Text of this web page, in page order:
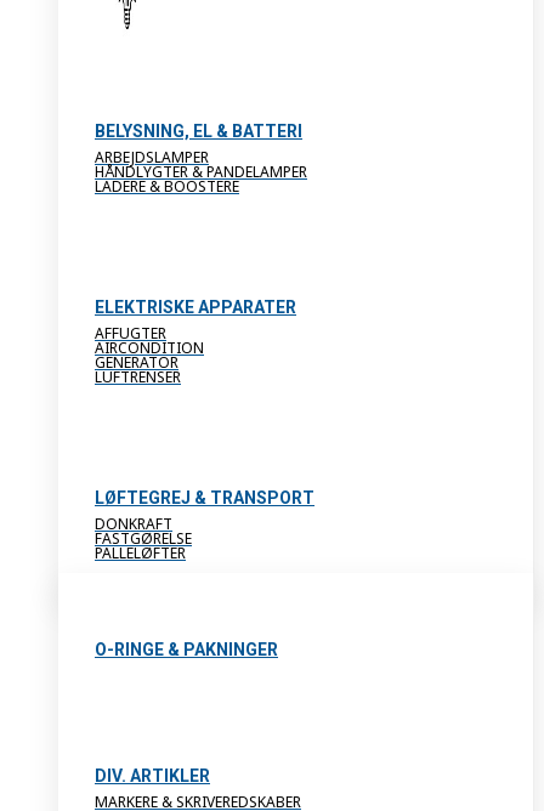
BELYSNING, EL & BATTERI
ARBEJDSLAMPER
HÅNDLYGTER & PANDELAMPER
LADERE & BOOSTERE
ELEKTRISKE APPARATER
AFFUGTER
AIRCONDITION
GENERATOR
LUFTRENSER
LØFTEGREJ & TRANSPORT
DONKRAFT
FASTGØRELSE
PALLELØFTER
O-RINGE & PAKNINGER
DIV. ARTIKLER
MARKERE & SKRIVEREDSKABER